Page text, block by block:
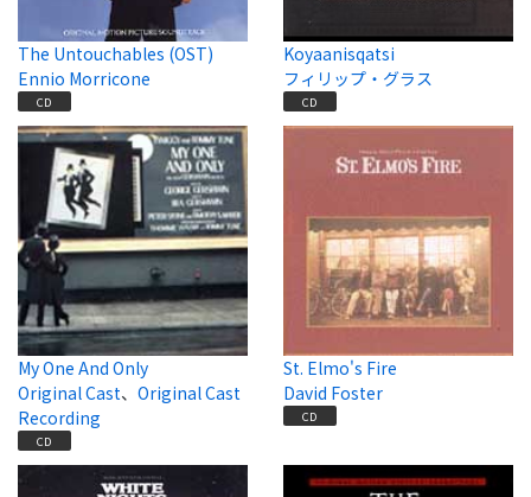
The Untouchables (OST)
Ennio Morricone
CD
Koyaanisqatsi
フィリップ・グラス
CD
My One And Only
Original Cast、 Original Cast
Recording
CD
St. Elmo's Fire
David Foster
CD